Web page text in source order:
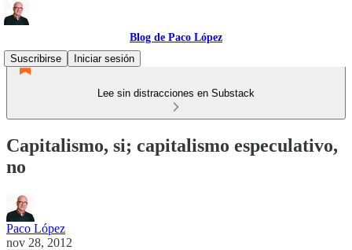
Blog de Paco López
Suscribirse
Iniciar sesión
Lee sin distracciones en Substack
Capitalismo, si; capitalismo especulativo,
no
Paco López
nov 28, 2012